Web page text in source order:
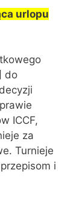
urlopu
do
ICCF,
za
Turnieje
i